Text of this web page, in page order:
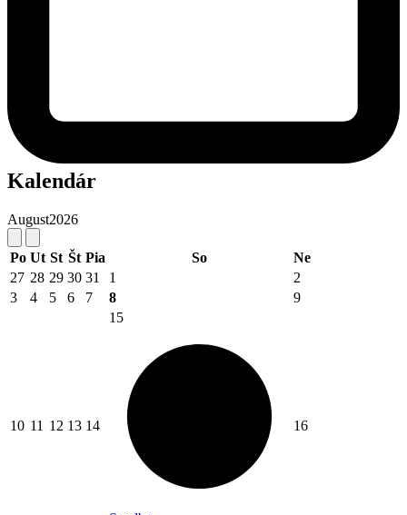
Kalendár
August2026
Po Ut St Št Pia So
Ne
27 28 29 30 31 1
2
3
4 5 6 7 8 9
10 11 12 13 14
15
16